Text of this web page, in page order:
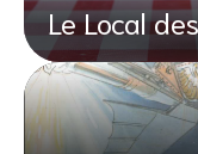
Le Local